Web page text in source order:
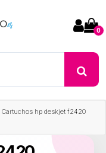
0
Cartuchos hp deskjet f2420